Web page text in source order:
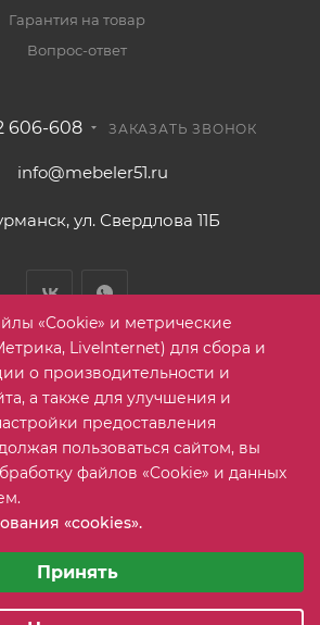
Гарантия на товар
Вопрос-ответ
606-608 ЗАКАЗАТЬ ЗВОНОК
info@mebeler51.ru
ул. Свердлова 11Б
- модный интернет-магазин не
мебели. Все права защищены.
«Cookie» и метрические
LiveInternet) для сбора и
о производительности и
а также для улучшения и
предоставления
пользоваться сайтом, вы
файлов «Cookie» и данных
«cookies».
Принять